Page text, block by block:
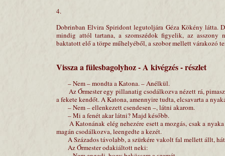
4.
Dobrinban Elvira Spiridont legutoljára Géza Kökény látta.
mindig attól tartana, a szomszédok figyelik, az asszony
baktatott elő a törpe műhelyéből, a szobor mellett várakozó
Vissza a fülesbagolyhoz - A kivégzés - részlet
– Nem – mondta a Katona. – Anélkül.
Az Őrmester egy pillanatig csodálkozva nézett rá, pimasz
a fekete kendőt. A Katona, amennyire tudta, elcsavarta a
– Nem – ellenkezett csendesen –, látni akarom.
– Mi a fenét akar látni? Majd később.
A Katonának elég nehezére esett a mozgás, csak a nyaka
magán csodálkozva, leengedte a kezét.
A Százados távolabb, a szürkére vakolt fal mellett állt,
Az Őrmester odakiáltott neki: